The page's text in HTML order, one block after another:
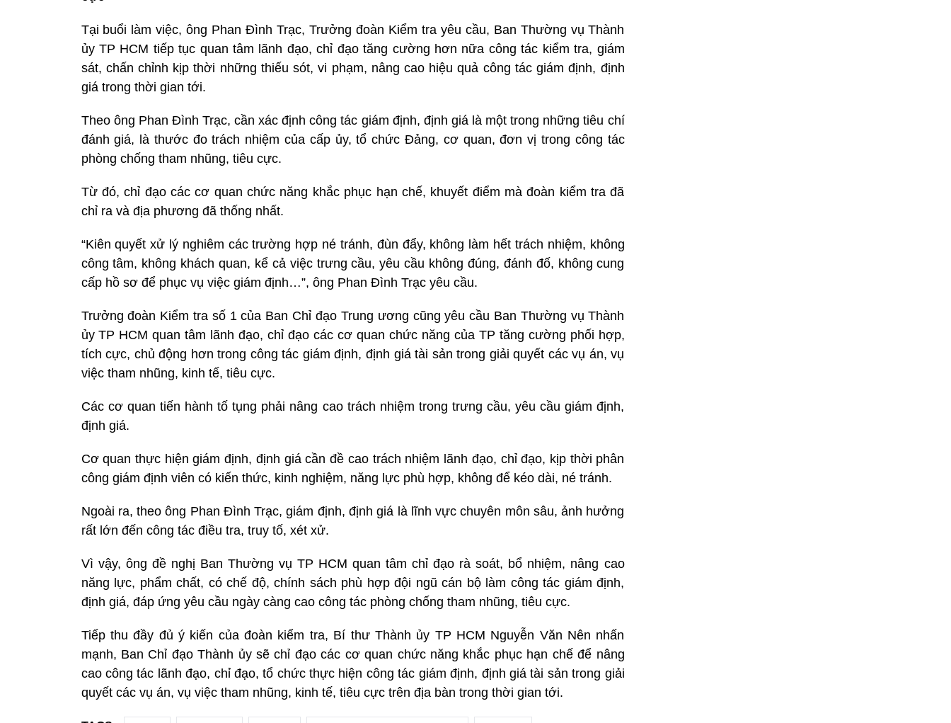
Tại buổi làm việc, ông Phan Đình Trạc, Trưởng đoàn Kiểm tra yêu cầu, Ban Thường vụ Thành
ủy TP HCM tiếp tục quan tâm lãnh đạo, chỉ đạo tăng cường hơn nữa công tác kiểm tra, giám
sát, chấn chỉnh kịp thời những thiếu sót, vi phạm, nâng cao hiệu quả công tác giám định, định
giá trong thời gian tới.
Theo ông Phan Đình Trạc, cần xác định công tác giám định, định giá là một trong những tiêu chí
đánh giá, là thước đo trách nhiệm của cấp ủy, tổ chức Đảng, cơ quan, đơn vị trong công tác
phòng chống tham nhũng, tiêu cực.
Từ đó, chỉ đạo các cơ quan chức năng khắc phục hạn chế, khuyết điểm mà đoàn kiểm tra đã
chỉ ra và địa phương đã thống nhất.
“Kiên quyết xử lý nghiêm các trường hợp né tránh, đùn đẩy, không làm hết trách nhiệm, không
công tâm, không khách quan, kể cả việc trưng cầu, yêu cầu không đúng, đánh đố, không cung
cấp hồ sơ để phục vụ việc giám định…”, ông Phan Đình Trạc yêu cầu.
Trưởng đoàn Kiểm tra số 1 của Ban Chỉ đạo Trung ương cũng yêu cầu Ban Thường vụ Thành
ủy TP HCM quan tâm lãnh đạo, chỉ đạo các cơ quan chức năng của TP tăng cường phối hợp,
tích cực, chủ động hơn trong công tác giám định, định giá tài sản trong giải quyết các vụ án, vụ
việc tham nhũng, kinh tế, tiêu cực.
Các cơ quan tiến hành tố tụng phải nâng cao trách nhiệm trong trưng cầu, yêu cầu giám định,
định giá.
Cơ quan thực hiện giám định, định giá cần đề cao trách nhiệm lãnh đạo, chỉ đạo, kịp thời phân
công giám định viên có kiến thức, kinh nghiệm, năng lực phù hợp, không để kéo dài, né tránh.
Ngoài ra, theo ông Phan Đình Trạc, giám định, định giá là lĩnh vực chuyên môn sâu, ảnh hưởng
rất lớn đến công tác điều tra, truy tố, xét xử.
Vì vậy, ông đề nghị Ban Thường vụ TP HCM quan tâm chỉ đạo rà soát, bổ nhiệm, nâng cao
năng lực, phẩm chất, có chế độ, chính sách phù hợp đội ngũ cán bộ làm công tác giám định,
định giá, đáp ứng yêu cầu ngày càng cao công tác phòng chống tham nhũng, tiêu cực.
Tiếp thu đầy đủ ý kiến của đoàn kiểm tra, Bí thư Thành ủy TP HCM Nguyễn Văn Nên nhấn
mạnh, Ban Chỉ đạo Thành ủy sẽ chỉ đạo các cơ quan chức năng khắc phục hạn chế để nâng
cao công tác lãnh đạo, chỉ đạo, tổ chức thực hiện công tác giám định, định giá tài sản trong giải
quyết các vụ án, vụ việc tham nhũng, kinh tế, tiêu cực trên địa bàn trong thời gian tới.